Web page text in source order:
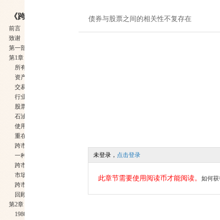
《跨市场交易策略》
前言
致谢
第一部分 旧格局
第1章 跨市场分析：相关性的研究
所有市场都是相关的
资产配置策略
交易所交易基金对跨市场交易的深刻变革
行业板块轮转与经济发展周期的相关性分析
股票市场先于总体经济见顶或见底
石油价格的作用
使用图表分析的好处
重在掌握全局
跨市场分析对技术分析的启示
一种技术分析的新模式
跨市场分析是一种进步
市场间关系缘何变化
跨市场分析原则
回顾旧格局
第2章 对旧格局的回顾
1980年是一个关键的转折点
债券与股票之间的相关性不复存在
未登录， 点击登录
此章节需要使用阅读币才能阅读。 如何